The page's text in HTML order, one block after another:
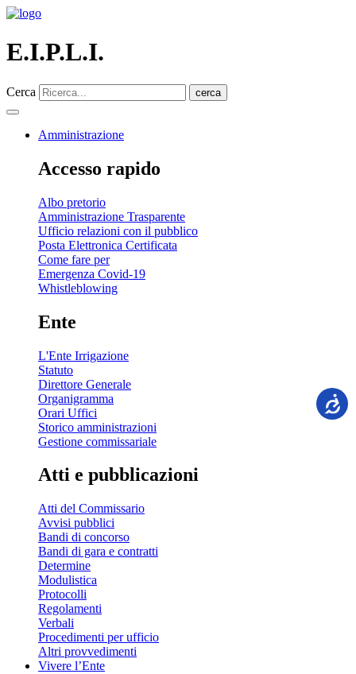
E.I.P.L.I.
Cerca cerca
Amministrazione
Accesso rapido
Albo pretorio
Amministrazione Trasparente
Ufficio relazioni con il pubblico
Posta Elettronica Certificata
Come fare per
Emergenza Covid-19
Whistleblowing
Ente
L'Ente Irrigazione
Statuto
Direttore Generale
Organigramma
Orari Uffici
Storico amministrazioni
Gestione commissariale
Atti e pubblicazioni
Atti del Commissario
Avvisi pubblici
Bandi di concorso
Bandi di gara e contratti
Determine
Modulistica
Protocolli
Regolamenti
Verbali
Procedimenti per ufficio
Altri provvedimenti
Vivere l’Ente